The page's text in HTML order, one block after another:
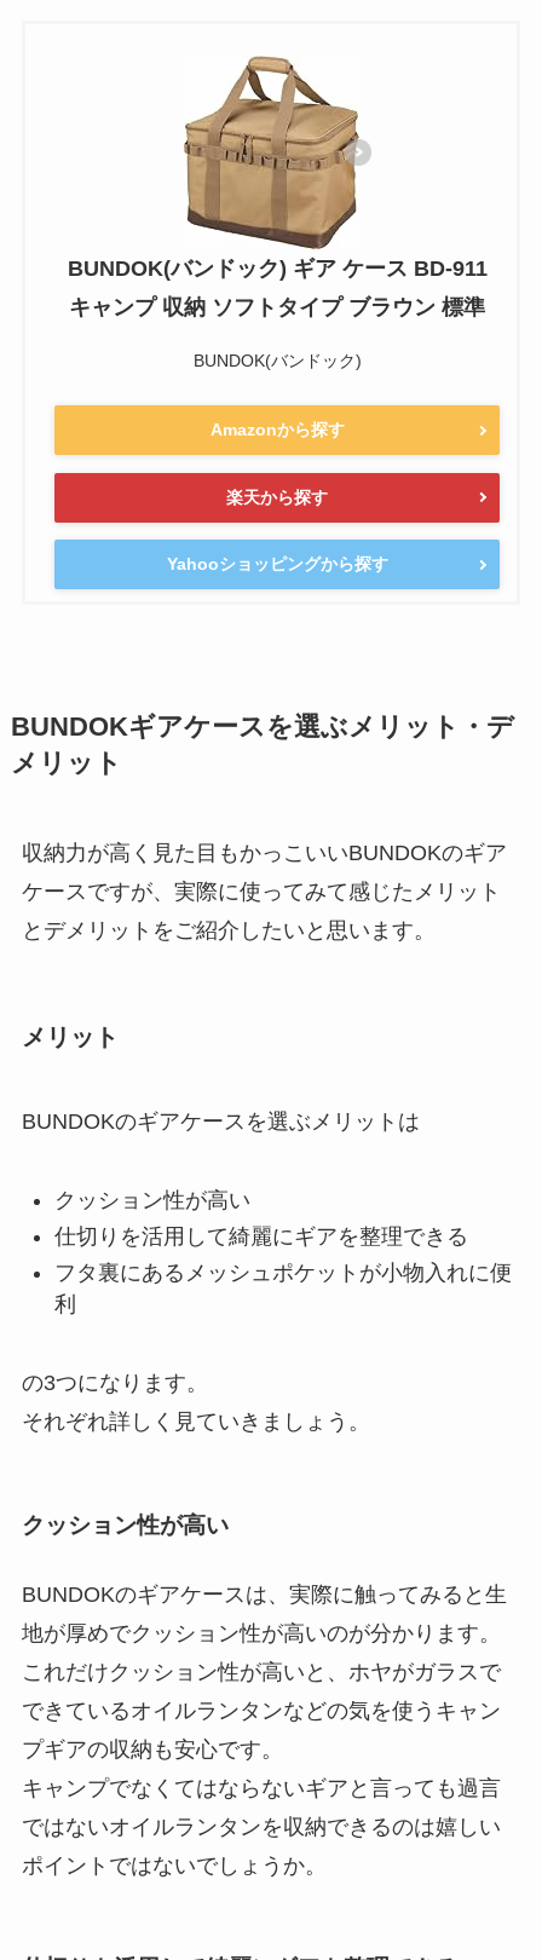
BUNDOK(バンドック) ギア ケース BD-911
キャンプ 収納 ソフトタイプ ブラウン 標準
BUNDOK(バンドック)
Amazonから探す
楽天から探す
Yahooショッピングから探す
BUNDOKギアケースを選ぶメリット・デ
メリット
収納力が高く見た目もかっこいいBUNDOKのギア
ケースですが、実際に使ってみて感じたメリット
とデメリットをご紹介したいと思います。
メリット
BUNDOKのギアケースを選ぶメリットは
クッション性が高い
仕切りを活用して綺麗にギアを整理できる
フタ裏にあるメッシュポケットが小物入れに便
利
の3つになります。
それぞれ詳しく見ていきましょう。
クッション性が高い
BUNDOKのギアケースは、実際に触ってみると生
地が厚めでクッション性が高いのが分かります。
これだけクッション性が高いと、ホヤがガラスで
できているオイルランタンなどの気を使うキャン
プギアの収納も安心です。
キャンプでなくてはならないギアと言っても過言
ではないオイルランタンを収納できるのは嬉しい
ポイントではないでしょうか。